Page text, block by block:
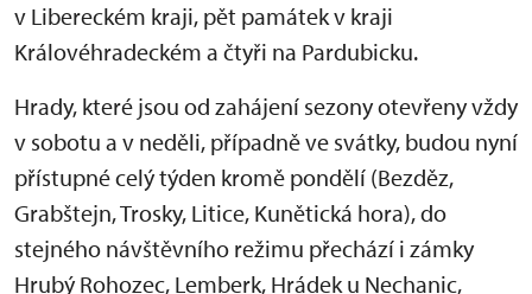
v Libereckém kraji, pět památek v kraji
Královéhradeckém a čtyři na Pardubicku.
Hrady, které jsou od zahájení sezony otevřeny vždy
v sobotu a v neděli, případně ve svátky, budou nyní
přístupné celý týden kromě pondělí (Bezděz,
Grabštejn, Trosky, Litice, Kunětická hora), do
stejného návštěvního režimu přechází i zámky
Hrubý Rohozec, Lemberk, Hrádek u Nechanic,